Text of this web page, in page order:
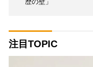
注目TOPIC